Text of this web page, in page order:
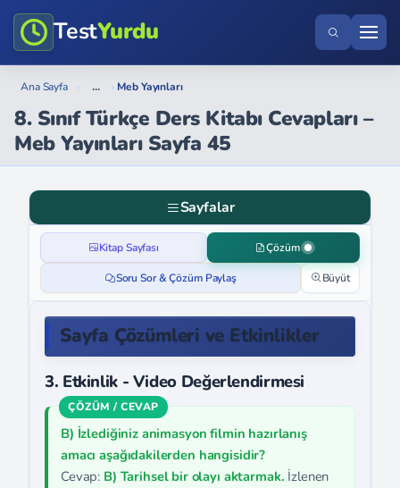
TestYurdu
Ana Sayfa › ... › Meb Yayınları
8. Sınıf Türkçe Ders Kitabı Cevapları –
Meb Yayınları Sayfa 45
Sayfalar
Kitap Sayfası Çözüm
Soru Sor & Çözüm Paylaş Büyüt
Sayfa Çözümleri ve Etkinlikler
3. Etkinlik - Video Değerlendirmesi
B) İzlediğiniz animasyon filmin hazırlanış
amacı aşağıdakilerden hangisidir?
Cevap: B) Tarihsel bir olayı aktarmak. İzlenen